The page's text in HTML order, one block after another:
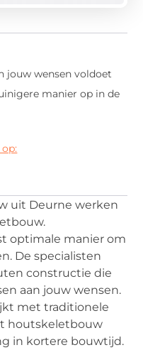
jouw wensen voldoet
manier op in de
uit Deurne werken
optimale manier om
De specialisten
constructie die
aan jouw wensen.
met traditionele
houtskeletbouw
in kortere bouwtijd.